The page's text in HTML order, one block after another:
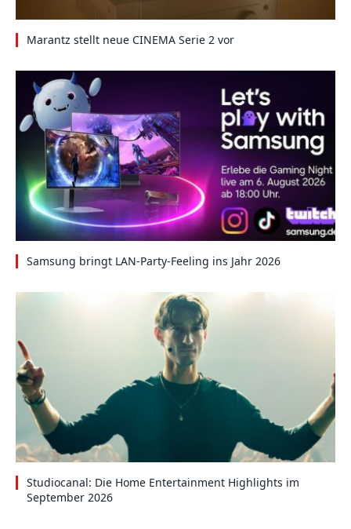
Marantz stellt neue CINEMA Serie 2 vor
Samsung bringt LAN-Party-Feeling ins Jahr 2026
Studiocanal: Die Home Entertainment Highlights im
September 2026